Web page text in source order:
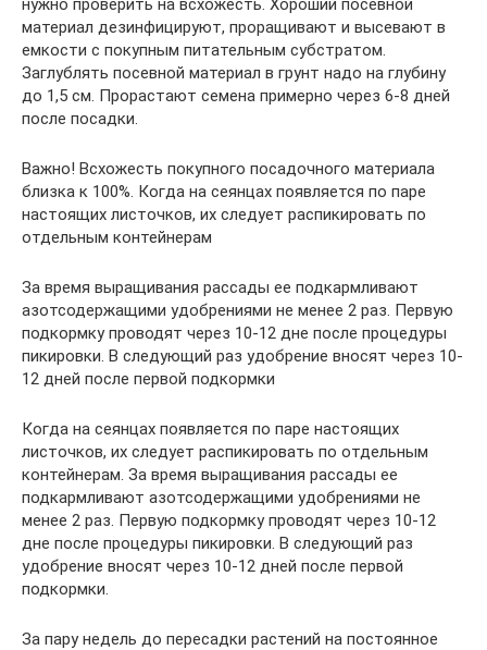
нужно проверить на всхожесть. Хороший посевной
материал дезинфицируют, проращивают и высевают в
емкости с покупным питательным субстратом.
Заглублять посевной материал в грунт надо на глубину
до 1,5 см. Прорастают семена примерно через 6-8 дней
после посадки.
Важно! Всхожесть покупного посадочного материала
близка к 100%. Когда на сеянцах появляется по паре
настоящих листочков, их следует распикировать по
отдельным контейнерам
За время выращивания рассады ее подкармливают
азотсодержащими удобрениями не менее 2 раз. Первую
подкормку проводят через 10-12 дне после процедуры
пикировки. В следующий раз удобрение вносят через 10-
12 дней после первой подкормки
Когда на сеянцах появляется по паре настоящих
листочков, их следует распикировать по отдельным
контейнерам. За время выращивания рассады ее
подкармливают азотсодержащими удобрениями не
менее 2 раз. Первую подкормку проводят через 10-12
дне после процедуры пикировки. В следующий раз
удобрение вносят через 10-12 дней после первой
подкормки.
За пару недель до пересадки растений на постоянное